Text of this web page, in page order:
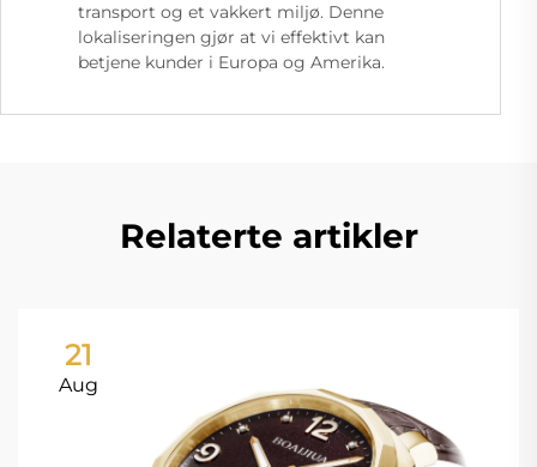
transport og et vakkert miljø. Denne
lokaliseringen gjør at vi effektivt kan
betjene kunder i Europa og Amerika.
Relaterte artikler
21
Aug